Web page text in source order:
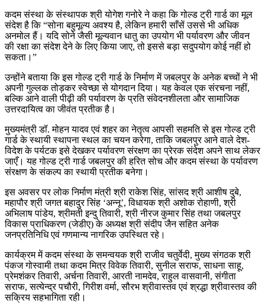
कदम संस्था के संस्थापक श्री योगेश गनोरे ने कहा कि गोल्ड ट्री गार्ड का मूल
संदेश है कि “सोना बहुमूल्य अवश्य है, लेकिन हमारी साँसें उससे भी अधिक
अनमोल हैं। यदि सोने जैसी मूल्यवान धातु का उपयोग भी पर्यावरण और जीवन
की रक्षा का संदेश देने के लिए किया जाए, तो इससे बड़ा सदुपयोग कोई नहीं हो
सकता।”
उन्होंने बताया कि इस गोल्ड ट्री गार्ड के निर्माण में जबलपुर के अनेक बच्चों ने भी
अपनी गुल्लक तोड़कर स्वेच्छा से योगदान दिया। यह केवल एक संरचना नहीं,
बल्कि आने वाली पीढ़ी की पर्यावरण के प्रति संवेदनशीलता और सामाजिक
उत्तरदायित्व का जीवंत प्रतीक है।
मुख्यमंत्री डॉ. मोहन यादव एवं शहर का नेतृत्व आपसी सहमति से इस गोल्ड ट्री
गार्ड के स्थायी स्थापना स्थल का चयन करेगा, ताकि जबलपुर आने वाले देश-
विदेश के पर्यटक इसे देखकर पर्यावरण संरक्षण का प्रेरक संदेश अपने साथ लेकर
जाएँ। यह गोल्ड ट्री गार्ड जबलपुर की हरित सोच और कदम संस्था के पर्यावरण
संरक्षण के संकल्प का स्थायी प्रतीक बनेगा।
इस अवसर पर लोक निर्माण मंत्री श्री राकेश सिंह, सांसद श्री आशीष दुबे,
महापौर श्री जगत बहादुर सिंह ‘अन्नू’, विधायक श्री अशोक रोहाणी, श्री
अभिलाष पांडेय, श्रीमती इन्दु तिवारी, श्री नीरज कुमार सिंह तथा जबलपुर
विकास प्राधिकरण (जेडीए) के अध्यक्ष श्री संदीप जैन सहित अनेक
जनप्रतिनिधि एवं गणमान्य नागरिक उपस्थित रहे।
कार्यक्रम में कदम संस्था के समन्वयक श्री राजीव चतुर्वेदी, मुख्य संगठक श्री
पंकज गोस्वामी तथा कदम मित्र विवेक तिवारी, सुनील सराफ, साधना साहू,
प्रेमशंकर तिवारी, अर्चना तिवारी, आरती नामदेव, राहुल वासवानी, संगीता
सराफ, सत्येन्द्र पचौरी, गिरीश वर्मा, सौरभ श्रीवास्तव एवं श्रद्धा श्रीवास्तव की
सक्रिय सहभागिता रही।